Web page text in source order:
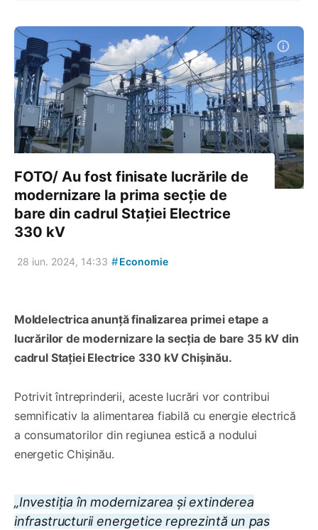
FOTO/ Au fost finisate lucrările de
modernizare la prima secție de
bare din cadrul Stației Electrice
330 kV
28 iun. 2024, 14:33 #Economie
Moldelectrica anunță finalizarea primei etape a
lucrărilor de modernizare la secția de bare 35 kV din
cadrul Stației Electrice 330 kV Chișinău.
Potrivit întreprinderii, aceste lucrări vor contribui
semnificativ la alimentarea fiabilă cu energie electrică
a consumatorilor din regiunea estică a nodului
energetic Chișinău.
„Investiția în modernizarea și extinderea
infrastructurii energetice reprezintă un pas